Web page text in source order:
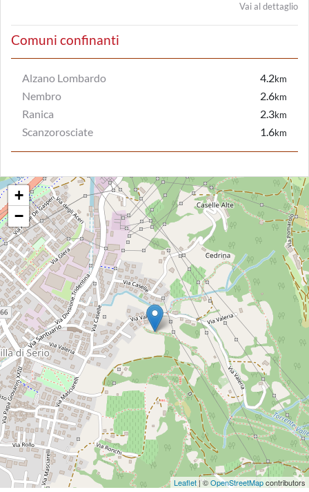
Vai al dettaglio
Comuni confinanti
Alzano Lombardo 4.2km
Nembro 2.6km
Ranica 2.3km
Scanzorosciate 1.6km
+
−
Leaflet| ©OpenStreetMapcontributors